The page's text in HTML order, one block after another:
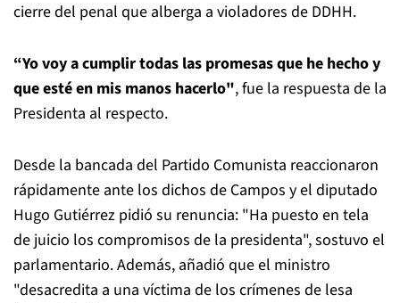
cierre del penal que alberga a violadores de DDHH.
“Yo voy a cumplir todas las promesas que he hecho y
que esté en mis manos hacerlo", fue la respuesta de la
Presidenta al respecto.
Desde la bancada del Partido Comunista reaccionaron
rápidamente ante los dichos de Campos y el diputado
Hugo Gutiérrez pidió su renuncia: "Ha puesto en tela
de juicio los compromisos de la presidenta", sostuvo el
parlamentario. Además, añadió que el ministro
"desacredita a una víctima de los crímenes de lesa